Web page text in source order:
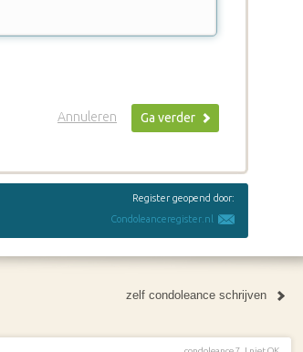
Ga verder
Annuleren
Register geopend door:
Condoleanceregister.nl
zelf condoleance schrijven